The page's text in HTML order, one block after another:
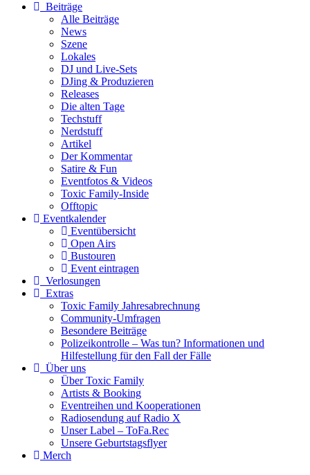
Beiträge
Alle Beiträge
News
Szene
Lokales
DJ und Live-Sets
DJing & Produzieren
Releases
Die alten Tage
Techstuff
Nerdstuff
Artikel
Der Kommentar
Satire & Fun
Eventfotos & Videos
Toxic Family-Inside
Offtopic
Eventkalender
Eventübersicht
Open Airs
Bustouren
Event eintragen
Verlosungen
Extras
Toxic Family Jahresabrechnung
Community-Umfragen
Besondere Beiträge
Polizeikontrolle – Was tun? Informationen und
Hilfestellung für den Fall der Fälle
Über uns
Über Toxic Family
Artists & Booking
Eventreihen und Kooperationen
Radiosendung auf Radio X
Unser Label – ToFa.Rec
Unsere Geburtstagsflyer
Merch